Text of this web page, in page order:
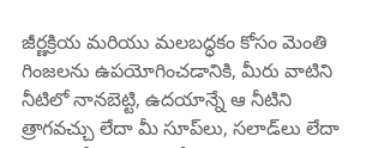
జీర్ణక్రియ మరియు మలబద్ధకం కోసం మెంతి
గింజలను ఉపయోగించడానికి, మీరు వాటిని
నీటిలో నానబెట్టి, ఉదయాన్నే ఆ నీటిని
త్రాగవచ్చు లేదా మీ సూప్‌లు, సలాడ్‌లు లేదా